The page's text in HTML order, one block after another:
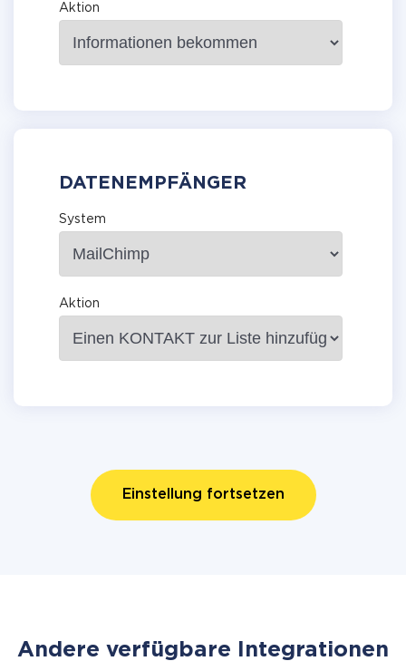
Aktion
DATENEMPFÄNGER
System
Aktion
Einstellung fortsetzen
Andere verfügbare Integrationen